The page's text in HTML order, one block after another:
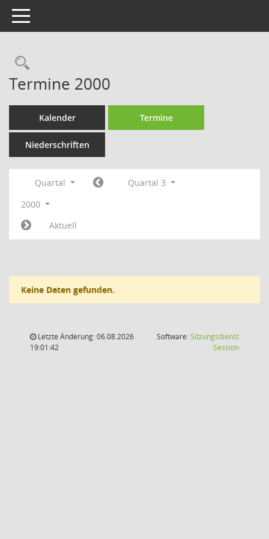
Toggle navigation
Rechercheauswahl
Termine 2000
Kalender Termine
Niederschriften
Quartal
Quartal 3
2000
Aktuell
Keine Daten gefunden.
Letzte Änderung: 06.08.2026
19:01:42
Software:Sitzungsdienst
Session(Wird in